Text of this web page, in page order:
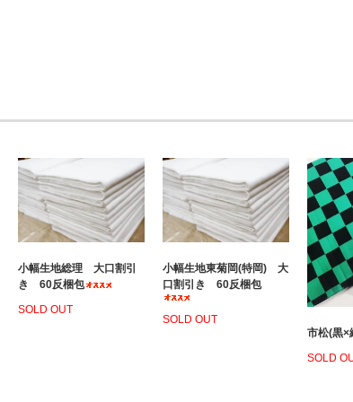
小幅生地総理 大口割引
き 60反梱包
SOLD OUT
小幅生地東菊岡(特岡) 大
口割引き 60反梱包
SOLD OUT
市松(黒×
SOLD